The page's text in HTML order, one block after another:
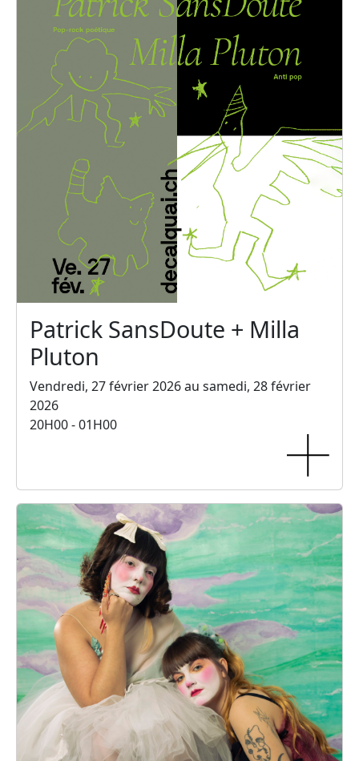
Patrick SansDoute + Milla
Pluton
Vendredi, 27 février 2026 au samedi, 28 février
2026
20H00 - 01H00